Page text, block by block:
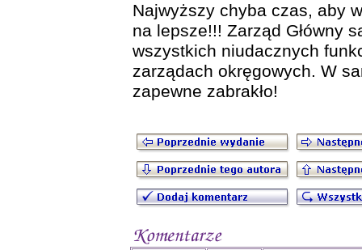
Najwyższy chyba czas, aby
na lepsze!!! Zarząd Główny
wszystkich niudacznych
zarządach okręgowych. W
zapewne zabrakło!